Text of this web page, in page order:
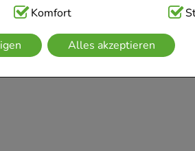
um Cookies, die für die
Kundenkonto), weshalb
Komfort
Alles akzeptieren